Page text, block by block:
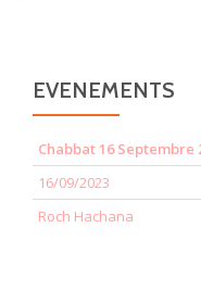
EVENEMENTS
Chabbat 16 Septembre
16/09/2023
Roch Hachana